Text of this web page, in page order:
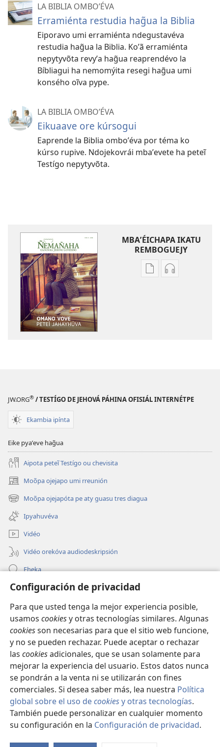
Configuración de privacidad
Para que usted tenga la mejor experiencia posible,
usamos cookiesy otras tecnologías similares. Algunas
cookiesson necesarias para que el sitio web funcione,
y no se pueden rechazar. Puede aceptar o rechazar
las cookiesadicionales, que se usan solamente para
mejorar la experiencia del usuario. Estos datos nunca
se pondrán a la venta ni se utilizarán con fines
comerciales. Si desea saber más, lea nuestra Política
global sobre el uso decookiesy otras tecnologías.
También puede personalizar en cualquier momento
su configuración en la Configuración de privacidad.
LA BIBLIA OMBOʼÉVA
Erramiénta restudia hag̃ua la Biblia
Eiporavo umi erramiénta ndegustavéva
restudia hag̃ua la Biblia. Koʼã erramiénta
nepytyvõta revyʼa hag̃ua reaprendévo la
Bíbliagui ha nemomýita resegi hag̃ua umi
konsého oĩva pype.
LA BIBLIA OMBOʼÉVA
Eikuaave ore kúrsogui
Eaprende la Biblia omboʼéva por téma ko
kúrso rupive. Ndojekovrái mbaʼevete ha peteĩ
Testígo nepytyvõta.
MBAʼÉICHAPA IKATU
REMBOGUEJY
RemboguejyRemboguejy
JW.ORG® / TESTÍGO DE JEHOVÁ PÁHINA OFISIÁL INTERNÉTPE
Ekambia ipínta
Eike pyaʼeve hag̃ua
Aipota peteĩ Testígo ou chevisita
Moõpa ojejapo umi rreunión
(abre
una
nueva
ventana)
Moõpa ojejapóta pe aty guasu tres diagua
(abre
una
nueva
ventana)
Ipyahuvéva
Vidéo
Vidéo orekóva audiodeskripsión
Eheka
Ayuda
Edona hag̃ua
(abre
nueva
ventana)
Vivliotéka oĩva Internétpe Watchtower
(abre
una
nueva
ventana)
JW Hub ®
(abre
una
nueva
ventana)
Copyright© 2026 Watch Tower Bible and Tract Society of Pennsylvania.
OJEJERURÉVA REIPURU HAG̃UA| POLÍTICA DE PRIVACIDAD
|
KONFIGURASIÓN DE PRIVASIDA